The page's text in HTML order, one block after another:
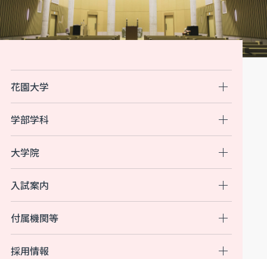
花園大学
入試案内
付属機関等
学部学科
大学院
採用情報